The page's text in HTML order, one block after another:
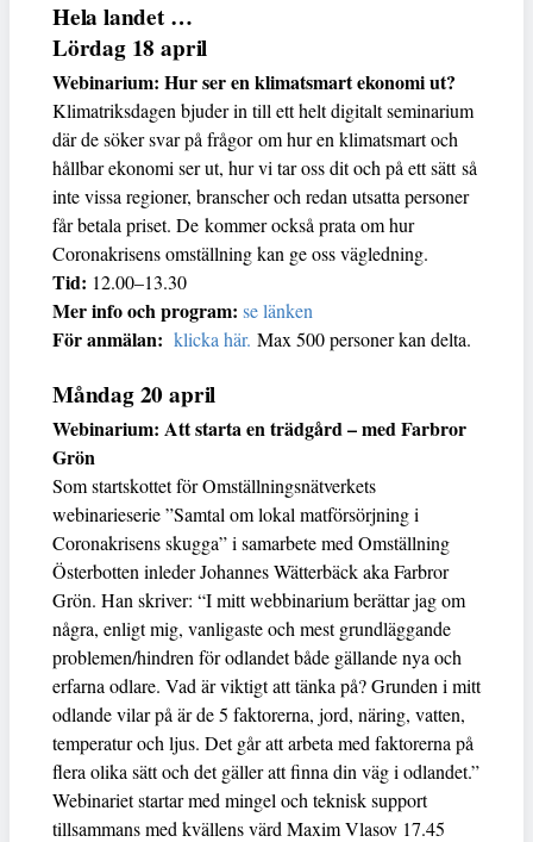
Hela landet …
Lördag 18 april
Webinarium: Hur ser en klimatsmart ekonomi ut?
Klimatriksdagen bjuder in till ett helt digitalt seminarium
där de söker svar på frågor om hur en klimatsmart och
hållbar ekonomi ser ut, hur vi tar oss dit och på ett sätt så
inte vissa regioner, branscher och redan utsatta personer
får betala priset. De kommer också prata om hur
Coronakrisens omställning kan ge oss vägledning.
Tid: 12.00–13.30
Mer info och program: se länken
För anmälan: klicka här. Max 500 personer kan delta.
Måndag 20 april
Webinarium: Att starta en trädgård – med Farbror
Grön
Som startskottet för Omställningsnätverkets
webinarieserie ”Samtal om lokal matförsörjning i
Coronakrisens skugga” i samarbete med Omställning
Österbotten inleder Johannes Wätterbäck aka Farbror
Grön. Han skriver: “I mitt webbinarium berättar jag om
några, enligt mig, vanligaste och mest grundläggande
problemen/hindren för odlandet både gällande nya och
erfarna odlare. Vad är viktigt att tänka på? Grunden i mitt
odlande vilar på är de 5 faktorerna, jord, näring, vatten,
temperatur och ljus. Det går att arbeta med faktorerna på
flera olika sätt och det gäller att finna din väg i odlandet.”
Webinariet startar med mingel och teknisk support
tillsammans med kvällens värd Maxim Vlasov 17.45